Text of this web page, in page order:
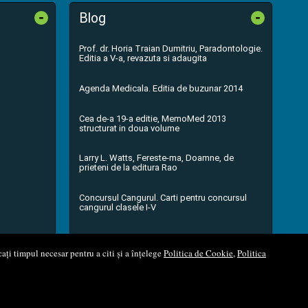
timpul necesar pentru a citi și a înțelegePolitica de Cookie,Politica
- Blog -
Prof. dr. Horia Traian Dumitriu, Paradontologie.
Editia a V-a, revazuta si adaugita
Agenda Medicala. Editia de buzunar 2014
Cea de-a 19-a editie, MemoMed 2013
structurat in doua volume
Larry L. Watts, Fereste-ma, Doamne, de
prieteni de la editura Rao
Concursul Cangurul. Carti pentru concursul
cangurul clasele I-V